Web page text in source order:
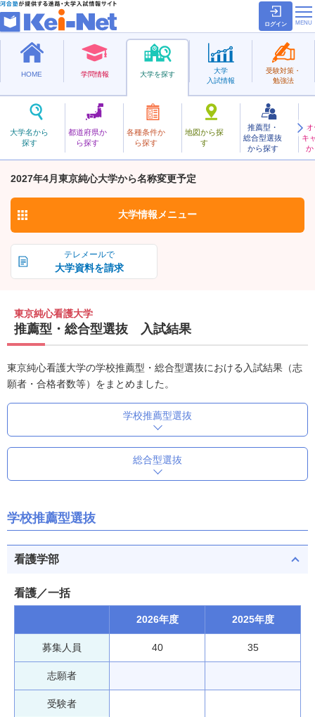
ログイン
HOME 学問情報 大学を探す
大学名から
探す
都道府県か
ら探す
各種条件か
ら探す
地図から探
す
推薦型・
総合型選抜
から探す
キ
か
大学
入試情報
受験対策・
勉強法
私立
とうきょうじゅんしんかんご
東京純心看護大学
2027年4月東京純心大学から名称変更予定
お気に入り
テレメールで
大学資料を請求
大学情報 メニュー
東京純心看護大学
推薦型・総合型選抜 入試結果
東京純心看護大学の学校推薦型・総合型選抜における入試結果（志
願者・合格者数等）をまとめました。
学校推薦型選抜
総合型選抜
学校推薦型選抜
看護学部
看護／一括
2026年度 2025年度
募集人員 40 35
志願者
受験者